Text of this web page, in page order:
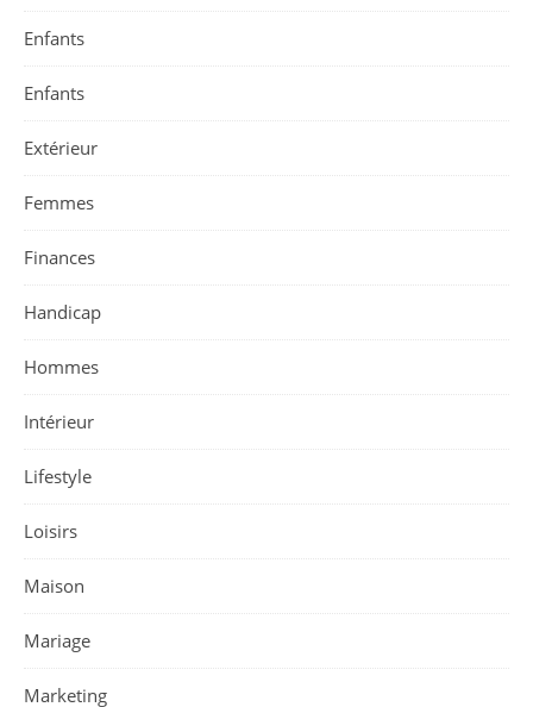
Enfants
Enfants
Extérieur
Femmes
Finances
Handicap
Hommes
Intérieur
Lifestyle
Loisirs
Maison
Mariage
Marketing